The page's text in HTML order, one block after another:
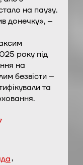
на паузу.
донечку», –
року під
на
безвісти –
та
,